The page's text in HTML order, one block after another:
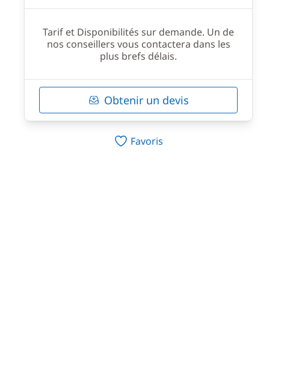
Tarif et Disponibilités sur demande. Un de
nos conseillers vous contactera dans les
plus brefs délais.
Obtenir un devis
Favoris